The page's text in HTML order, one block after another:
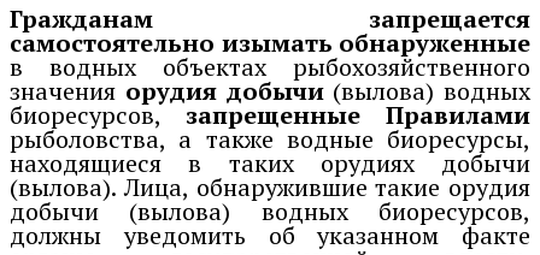
Гражданам запрещается
самостоятельно изымать обнаруженные
в водных объектах рыбохозяйственного
значения орудия добычи(вылова) водных
биоресурсов,запрещенные Правилами
рыболовства, а также водные биоресурсы,
находящиеся в таких орудиях добычи
(вылова). Лица, обнаружившие такие орудия
добычи (вылова) водных биоресурсов,
должны уведомить об указанном факте